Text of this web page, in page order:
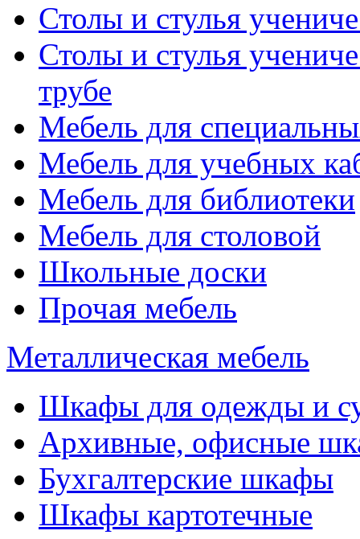
Столы и стулья
Столы и стулья
трубе
Мебель для
Мебель для учебных
Мебель для библиотеки
Мебель для столовой
Школьные доски
Прочая мебель
Металлическая мебель
Шкафы для одежды и
Архивные, офисные
Бухгалтерские шкафы
Шкафы картотечные